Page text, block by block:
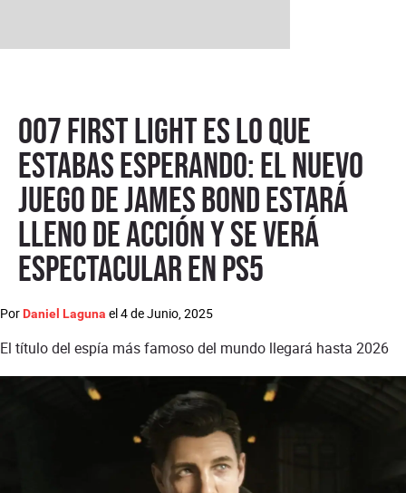
007 First Light es lo que
estabas esperando: el nuevo
juego de James Bond estará
lleno de acción y se verá
espectacular en PS5
Por Daniel Laguna el4 de Junio, 2025
El título del espía más famoso del mundo llegará hasta 2026